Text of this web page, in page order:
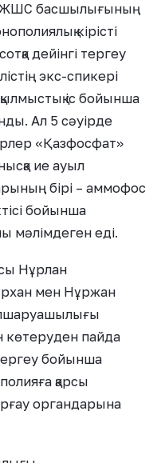
ЖШС басшылығының
кірісті
дейінгі тергеу
экс-спикері
іс бойынша
Ал 5 сәуірде
«Қазфосфат»
ие ауыл
бірі – аммофос
бойынша
мәлімдеген еді.
Нұрлан
мен Нұржан
көтеруден пайда
бойынша
қарсы
органдарына